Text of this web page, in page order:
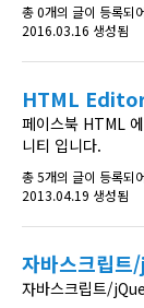
총 0개의 글이 등록되
2016.03.16 생성됨
HTML
페이스북 HTML
니티 입니다.
총 5개의 글이 등록되
2013.04.19 생성됨
자바스크립
자바스크립트/